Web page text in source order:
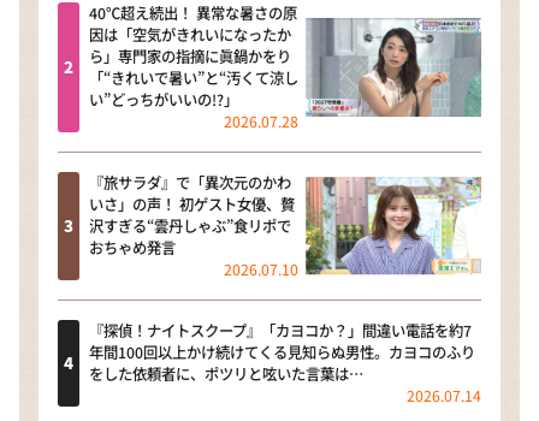
ポツンと一軒家
ザキ山小屋本館
ぺこぱのまるスポ
40℃超え続出！ 異常な暑さの原
因は「空気がきれいになったか
ら」専門家の指摘に眞鍋かをり
「“きれいで暑い”と“汚くて涼し
い”どっちがいいの!?」
2026.07.28
『旅サラダ』で「異次元のかわ
いさ」の声！ 初ゲスト女優、贅
沢すぎる“雲丹しゃぶ”食リポで
おちゃめ発言
2026.07.10
『探偵！ナイトスクープ』「カヨコか？」間違い電話を約7
年間100回以上かけ続けてくる見知らぬ男性。カヨコのふり
をした依頼者に、ポツリと呟いた言葉は…
2026.07.14